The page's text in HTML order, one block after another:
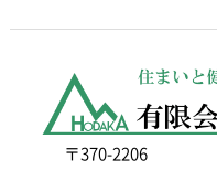
〒370-2206